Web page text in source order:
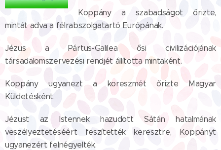
Koppány a szabadságot őrizte,
mintát adva a félrabszolgatartó Európának.
Jézus a Pártus-Galilea ősi civilizációjának
társadalomszervezési rendjét állította mintaként.
Koppány ugyanezt a koreszmét őrizte Magyar
Küldetésként.
Jézust az Istennek hazudott Sátán hatalmának
veszélyeztetéséért feszítették keresztre, Koppányt
ugyanezért felnégyelték.